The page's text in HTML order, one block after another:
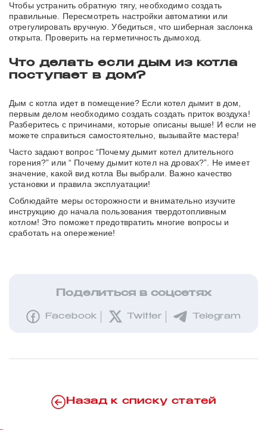
Чтобы устранить обратную тягу, необходимо создать
правильные. Пересмотреть настройки автоматики или
отрегулировать вручную. Убедиться, что шиберная заслонка
открыта. Проверить на герметичность дымоход.
Что делать если дым из котла
поступает в дом?
Дым с котла идет в помещение? Если котел дымит в дом,
первым делом необходимо создать создать приток воздуха!
Разберитесь с причинами, которые описаны выше! И если не
можете справиться самостоятельно, вызывайте мастера!
Часто задают вопрос “Почему дымит котел длительного
горения?” или “ Почему дымит котел на дровах?”. Не имеет
значение, какой вид котла Вы выбрали. Важно качество
установки и правила эксплуатации!
Соблюдайте меры осторожности и внимательно изучите
инструкцию до начала пользования твердотопливным
котлом! Это поможет предотвратить многие вопросы и
сработать на опережение!
Поделиться в соцсетях
Facebook Twitter Telegram
Назад к списку статей